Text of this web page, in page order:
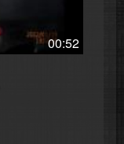
00:52